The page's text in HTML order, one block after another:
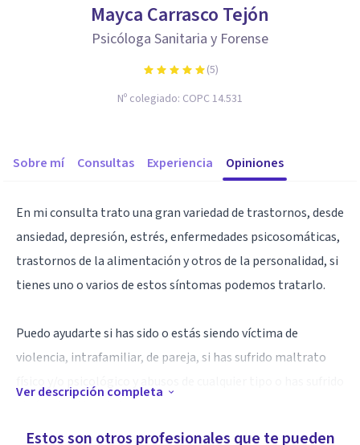
Mayca Carrasco Tejón
Psicóloga Sanitaria y Forense
(5)
Nº colegiado: COPC 14.531
Sobre mí Consultas Experiencia Opiniones
En mi consulta trato una gran variedad de trastornos, desde
ansiedad, depresión, estrés, enfermedades psicosomáticas,
trastornos de la alimentación y otros de la personalidad, si
tienes uno o varios de estos síntomas podemos tratarlo.
Puedo ayudarte si has sido o estás siendo víctima de
violencia, intrafamiliar, de pareja, si has sufrido maltrato
Te acompañaré en cualquier momento en el que puedas
Ver descripción completa
Estos son otros profesionales que te pueden